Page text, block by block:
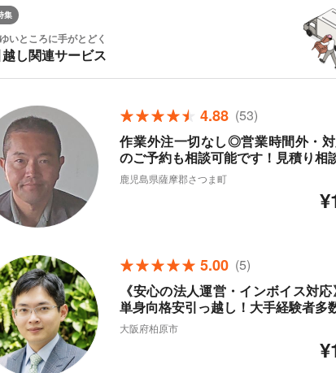
集
いところに手がとどく
し関連サービス
4.88 (53)
作業外注一切なし◎営業時間外・
のご予約も相談可能です！見積り相
鹿児島県薩摩郡さつま町
5.00 (5)
《安心の法人運営・インボイス対
単身向格安引っ越し！大手経験者多
大阪府柏原市